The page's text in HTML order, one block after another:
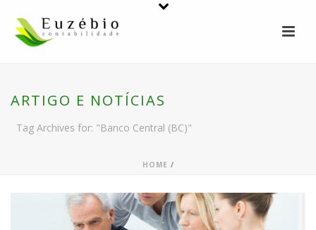
ARTIGO E NOTÍCIAS
Tag Archives for: "Banco Central (BC)"
HOME /